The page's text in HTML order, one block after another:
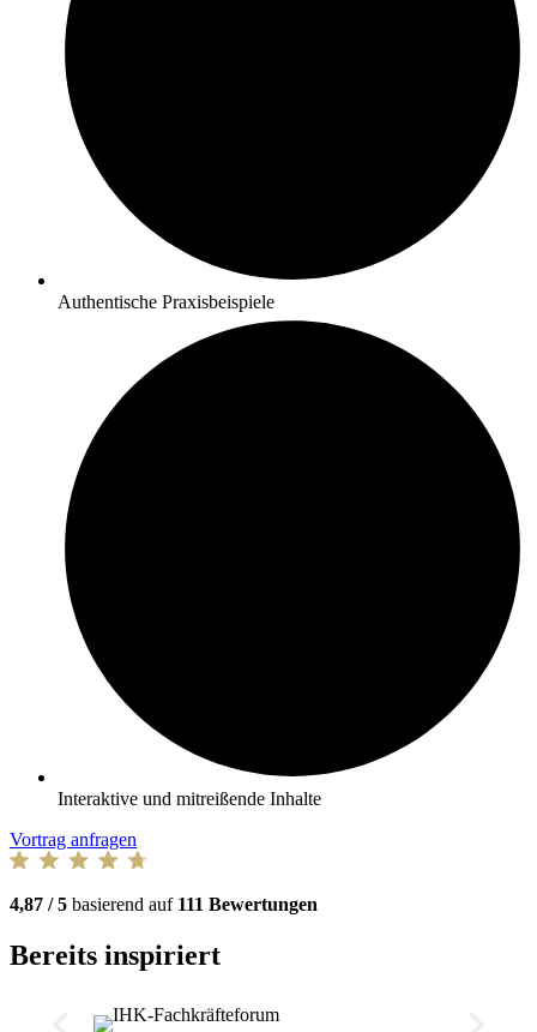
Authentische Praxisbeispiele
Interaktive und mitreißende Inhalte
Vortrag anfragen
4,87 / 5 basierend auf 111 Bewertungen
Bereits inspiriert